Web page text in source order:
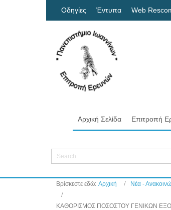
Οδηγίες Έντυπα Web
Αρχική Σελίδα Επιτροπή
Βρίσκεστε εδώ: Αρχική Νέα -
ΚΑΘΟΡΙΣΜΟΣ ΠΟΣΟΣΤΟΥ ΓΕΝΙΚΩΝ